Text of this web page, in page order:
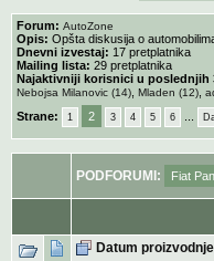
Forum: AutoZone
Opis: Opšta diskusija o
Dnevni izvestaj: 17 pretplatnika
Mailing lista: 29 pretplatnika
Najaktivniji korisnici u poslednjih
Nebojsa Milanovic (14) Mladen (12)
Strane: 1 2 3 4 5 6
PODFORUMI: Fiat
Datum